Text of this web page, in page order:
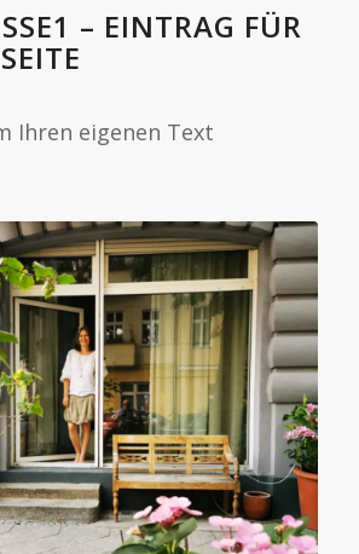
– EINTRAG FÜR
Ihren eigenen Text